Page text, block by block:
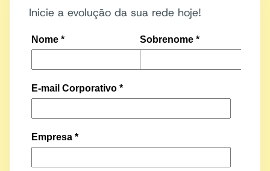
Inicie a evolução da sua rede hoje!